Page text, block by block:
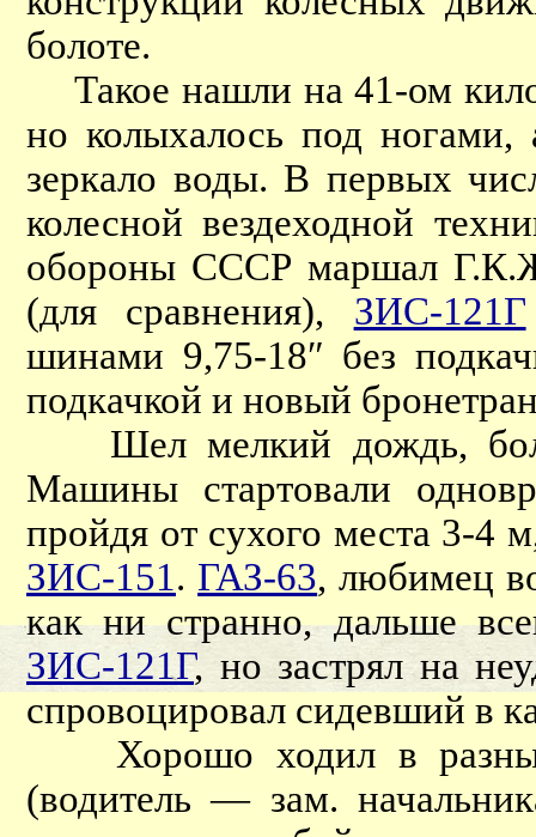
болоте.
Такое нашли на 41-ом
но колыхалось под
зеркало воды. В первых
колесной вездеходной
обороны СССР маршал
(для сравнения), ЗИС-121Г
шинами 9,75-18″ без
подкачкой и новый
Шел мелкий дождь,
Машины стартовали
пройдя от сухого места 3-4
ЗИС-151. ГАЗ-63, любимец
как ни странно, дальше
ЗИС-121Г, но застрял на
спровоцировал сидевший в
Хорошо ходил в
(водитель — зам.